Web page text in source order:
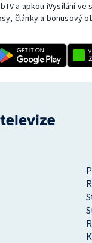
a apkou iVysílání
články a bonusový